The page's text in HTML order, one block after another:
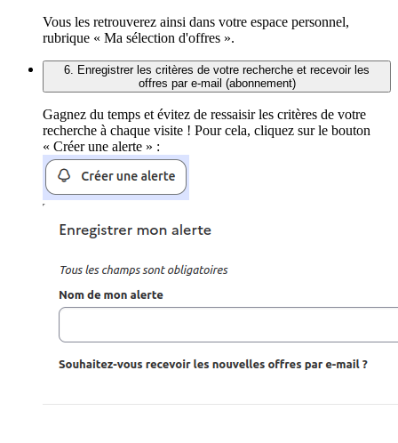
Vous les retrouverez ainsi dans votre espace personnel,
rubrique « Ma sélection d'offres ».
6. Enregistrer les critères de votre recherche et recevoir les
offres par e-mail (abonnement)
Gagnez du temps et évitez de ressaisir les critères de votre
recherche à chaque visite ! Pour cela, cliquez sur le bouton
« Créer une alerte » :